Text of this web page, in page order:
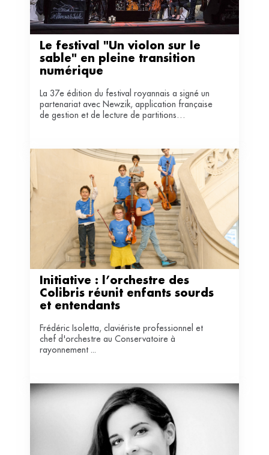
Le festival "Un violon sur le
sable" en pleine transition
numérique
La 37e édition du festival royannais a signé un
partenariat avec Newzik, application française
de gestion et de lecture de partitions
Initiative : l’orchestre des
Colibris réunit enfants sourds
Frédéric Isoletta, claviériste professionnel et
chef d'orchestre au Conservatoire à
rayonnement ...